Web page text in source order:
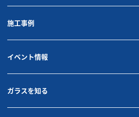
施工事例
イベント情報
ガラスを知る